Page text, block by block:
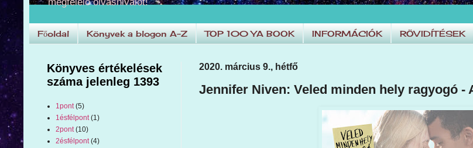
megfelelő olvasnivalót!
Főoldal Könyvek a blogon A-Z TOP 100 YA BOOK INFORMÁCIÓK RÖVIDÍTÉSEK
2020. március 9., hétfő
Jennifer Niven: Veled minden hely ragyogó -
Könyves értékelések
száma jelenleg 1393
1pont (5)
1ésfélpont (1)
2pont (10)
2ésfélpont (4)